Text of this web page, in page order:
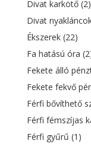
Divat karkötő (2)
Divat
Ékszerek (22)
Fa hatású óra
Fekete álló
Fekete fekvő
Férfi bővíthető
Férfi fémszíjas
Férfi gyűrű (1)